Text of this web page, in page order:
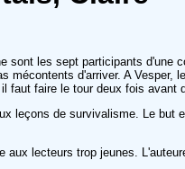
sont les sept participants
mécontents d'arriver. A
faut faire le tour deux fois avant
leçons de survivalisme. Le
lecteurs trop jeunes.